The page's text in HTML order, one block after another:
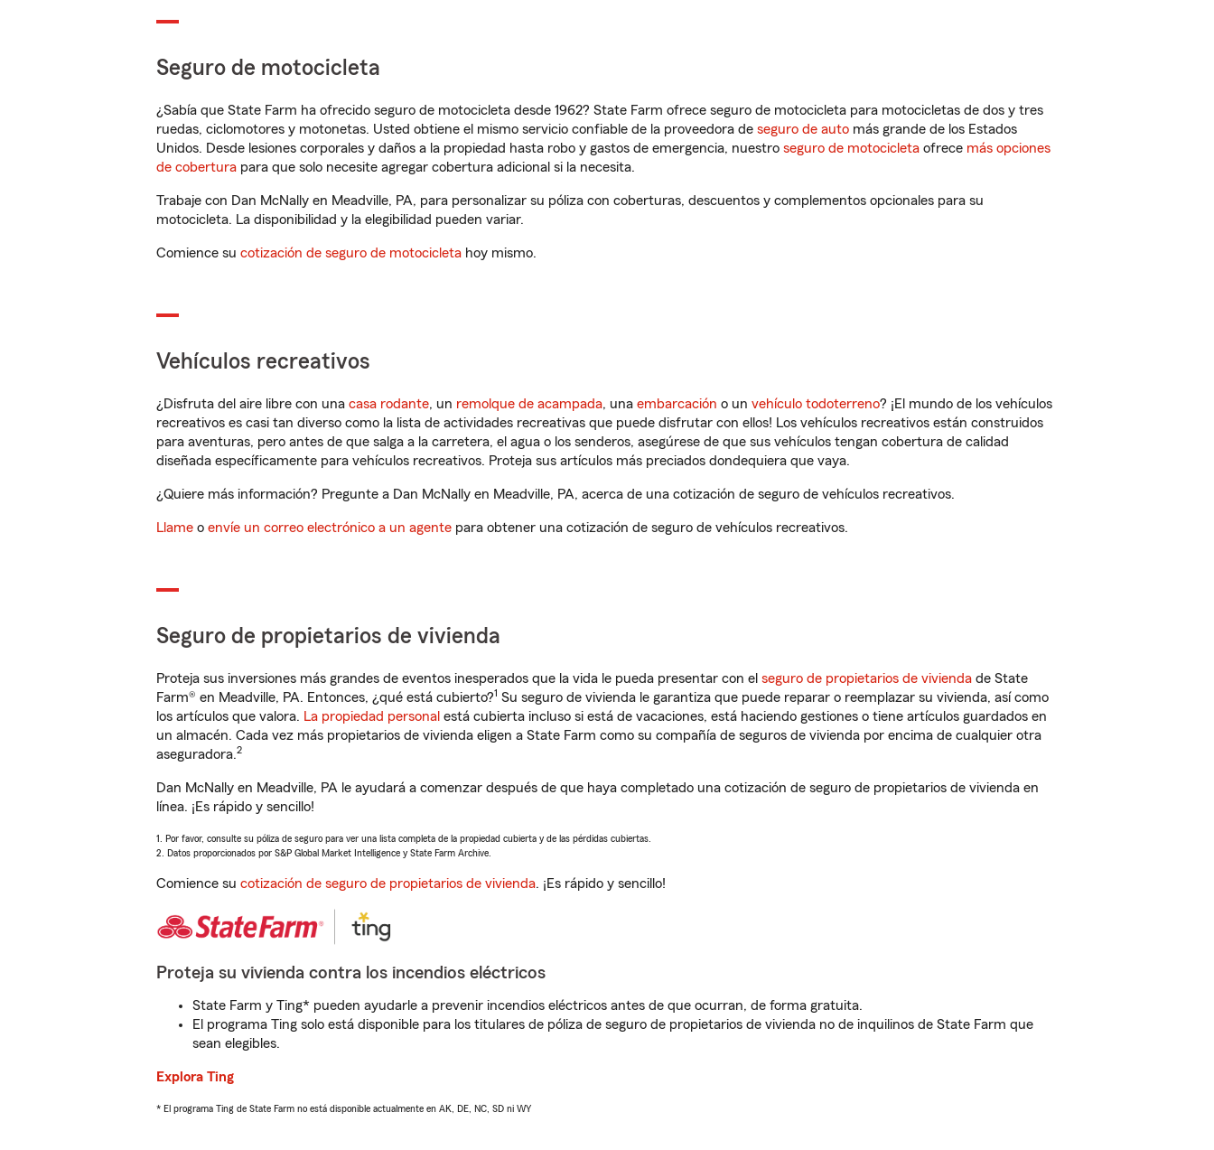
Seguro de motocicleta
¿Sabía que State Farm ha ofrecido seguro de motocicleta desde 1962? State Farm ofrece seguro de motocicleta para motocicletas de dos y tres
ruedas, ciclomotores y motonetas. Usted obtiene el mismo servicio confiable de la proveedora de seguro de auto más grande de los Estados
Unidos. Desde lesiones corporales y daños a la propiedad hasta robo y gastos de emergencia, nuestro seguro de motocicleta ofrece más opciones
de cobertura para que solo necesite agregar cobertura adicional si la necesita.
Trabaje con Dan McNally en Meadville, PA, para personalizar su póliza con coberturas, descuentos y complementos opcionales para su
motocicleta. La disponibilidad y la elegibilidad pueden variar.
Comience su cotización de seguro de motocicleta hoy mismo.
Vehículos recreativos
¿Disfruta del aire libre con una casa rodante, un remolque de acampada, una embarcación o un vehículo todoterreno? ¡El mundo de los vehículos
recreativos es casi tan diverso como la lista de actividades recreativas que puede disfrutar con ellos! Los vehículos recreativos están construidos
para aventuras, pero antes de que salga a la carretera, el agua o los senderos, asegúrese de que sus vehículos tengan cobertura de calidad
diseñada específicamente para vehículos recreativos. Proteja sus artículos más preciados dondequiera que vaya.
¿Quiere más información? Pregunte a Dan McNally en Meadville, PA, acerca de una cotización de seguro de vehículos recreativos.
Llame o envíe un correo electrónico a un agente para obtener una cotización de seguro de vehículos recreativos.
Seguro de propietarios de vivienda
Proteja sus inversiones más grandes de eventos inesperados que la vida le pueda presentar con el seguro de propietarios de vivienda de State
Farm® en Meadville, PA. Entonces, ¿qué está cubierto?1 Su seguro de vivienda le garantiza que puede reparar o reemplazar su vivienda, así como
los artículos que valora. La propiedad personal está cubierta incluso si está de vacaciones, está haciendo gestiones o tiene artículos guardados en
un almacén. Cada vez más propietarios de vivienda eligen a State Farm como su compañía de seguros de vivienda por encima de cualquier otra
aseguradora.2
Dan McNally en Meadville, PA le ayudará a comenzar después de que haya completado una cotización de seguro de propietarios de vivienda en
línea. ¡Es rápido y sencillo!
1. Por favor, consulte su póliza de seguro para ver una lista completa de la propiedad cubierta y de las pérdidas cubiertas.
2. Datos proporcionados por S&P Global Market Intelligence y State Farm Archive.
Comience su cotización de seguro de propietarios de vivienda. ¡Es rápido y sencillo!
Proteja su vivienda contra los incendios eléctricos
State Farm y Ting* pueden ayudarle a prevenir incendios eléctricos antes de que ocurran, de forma gratuita.
El programa Ting solo está disponible para los titulares de póliza de seguro de propietarios de vivienda no de inquilinos de State Farm que
sean elegibles.
Explora Ting
* El programa Ting de State Farm no está disponible actualmente en AK, DE, NC, SD ni WY